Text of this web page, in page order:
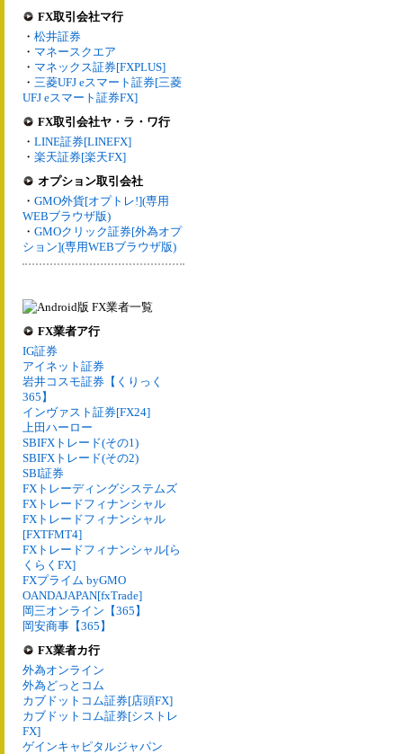
FX取引会社マ行
・ 松井証券
・ マネースクエア
・ マネックス証券[FXPLUS]
・ 三菱UFJ eスマート証券[三菱
UFJ eスマート証券FX]
FX取引会社ヤ・ラ・ワ行
・ LINE証券[LINEFX]
・ 楽天証券[楽天FX]
オプション取引会社
・ GMO外貨[オプトレ!](専用
WEBブラウザ版)
・ GMOクリック証券[外為オプ
ション](専用WEBブラウザ版)
FX業者ア行
IG証券
アイネット証券
岩井コスモ証券【くりっく
365】
インヴァスト証券[FX24]
上田ハーロー
SBIFXトレード(その1)
SBIFXトレード(その2)
SBI証券
FXトレーディングシステムズ
FXトレードフィナンシャル
FXトレードフィナンシャル
[FXTFMT4]
FXトレードフィナンシャル[ら
くらくFX]
FXプライム byGMO
OANDAJAPAN[fxTrade]
岡三オンライン【365】
岡安商事【365】
FX業者カ行
外為オンライン
外為どっとコム
カブドットコム証券[店頭FX]
カブドットコム証券[シストレ
FX]
ゲインキャピタルジャパン